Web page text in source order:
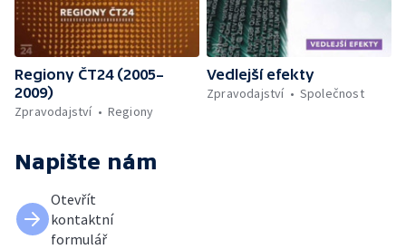
Regiony ČT24 (2005–
2009)
Zpravodajství
Regiony
Vedlejší efekty
Zpravodajství
Společnost
Napište nám
Otevřít
kontaktní
formulář